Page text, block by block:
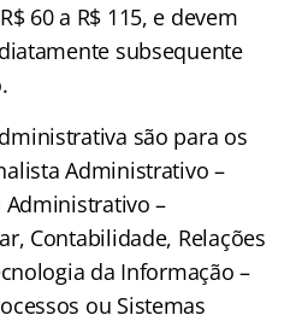
60 a R$ 115, e devem
subsequente
são para os
Administrativo –
–
Contabilidade, Relações
da Informação –
ou Sistemas